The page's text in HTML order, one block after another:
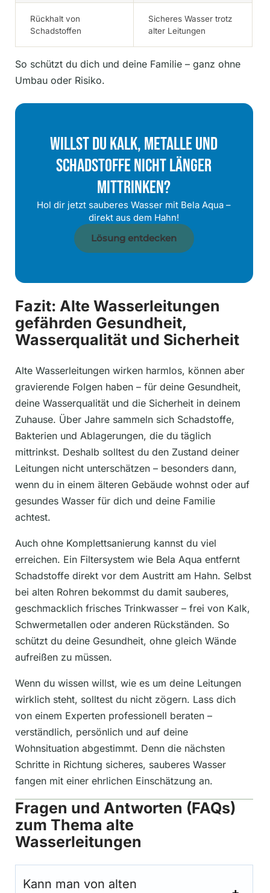
Rückhalt von
Schadstoffen
Sicheres Wasser trotz
alter Leitungen
So schützt du dich und deine Familie – ganz ohne
Umbau oder Risiko.
Willst Du Kalk, Metalle Und
Schadstoffe Nicht Länger
Mittrinken?
Hol dir jetzt sauberes Wasser mit Bela Aqua –
direkt aus dem Hahn!
Lösung entdecken
Fazit: Alte Wasserleitungen
gefährden Gesundheit,
Wasserqualität und Sicherheit
Alte Wasserleitungen wirken harmlos, können aber
gravierende Folgen haben – für deine Gesundheit,
deine Wasserqualität und die Sicherheit in deinem
Zuhause. Über Jahre sammeln sich Schadstoffe,
Bakterien und Ablagerungen, die du täglich
mittrinkst. Deshalb solltest du den Zustand deiner
Leitungen nicht unterschätzen – besonders dann,
wenn du in einem älteren Gebäude wohnst oder auf
gesundes Wasser für dich und deine Familie
achtest.
Auch ohne Komplettsanierung kannst du viel
erreichen. Ein Filtersystem wie Bela Aqua entfernt
Schadstoffe direkt vor dem Austritt am Hahn. Selbst
bei alten Rohren bekommst du damit sauberes,
geschmacklich frisches Trinkwasser – frei von Kalk,
Schwermetallen oder anderen Rückständen. So
schützt du deine Gesundheit, ohne gleich Wände
aufreißen zu müssen.
Wenn du wissen willst, wie es um deine Leitungen
wirklich steht, solltest du nicht zögern. Lass dich
von einem Experten professionell beraten –
verständlich, persönlich und auf deine
Wohnsituation abgestimmt. Denn die nächsten
Schritte in Richtung sicheres, sauberes Wasser
fangen mit einer ehrlichen Einschätzung an.
Fragen und Antworten (FAQs)
zum Thema alte
Wasserleitungen
Kann man von alten